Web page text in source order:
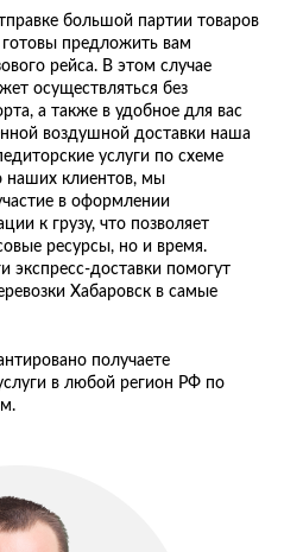
большой партии товаров
предложить вам
рейса. В этом случае
осуществляться без
а также в удобное для вас
воздушной доставки наша
услуги по схеме
наших клиентов, мы
в оформлении
к грузу, что позволяет
ресурсы, но и время.
экспресс-доставки помогут
Хабаровск в самые
получаете
в любой регион РФ по